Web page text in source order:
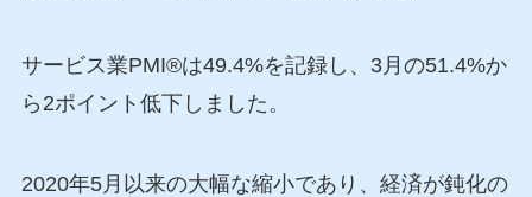
サービス業PMI®は49.4%を記録し、3月の51.4%か
ら2ポイント低下しました。
2020年5月以来の大幅な縮小であり、経済が鈍化の